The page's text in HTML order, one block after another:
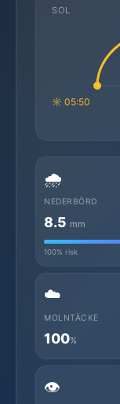
SOL
☼ 05:50
🌧️
NEDERBÖRD
8.5 mm
100% risk
☁️
MOLNTÄCKE
100%
👁️